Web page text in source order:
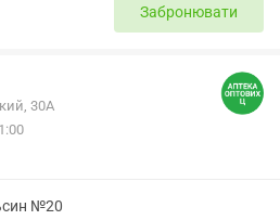
Забронювати
30А
№20